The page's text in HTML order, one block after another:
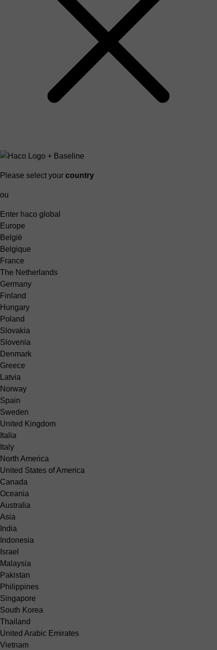
Please select your country
ou
Enter haco global
Europe
België
Belgique
France
The Netherlands
Germany
Finland
Hungary
Poland
Slovakia
Slovenia
Denmark
Greece
Latvia
Norway
Spain
Sweden
United Kingdom
Italia
Italy
North America
United States of America
Canada
Oceania
Australia
Asia
India
Indonesia
Israel
Malaysia
Pakistan
Philippines
Singapore
South Korea
Thailand
United Arabic Emirates
Vietnam